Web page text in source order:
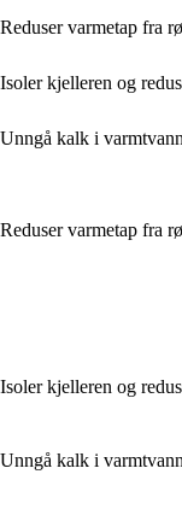
Reduser varmetap fra
Isoler kjelleren og
Unngå kalk i
Reduser varmetap fra
Isoler kjelleren og
Unngå kalk i